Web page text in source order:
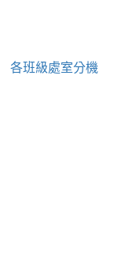
各班級處室分機